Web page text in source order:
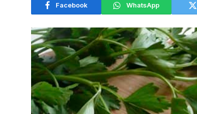
Facebook WhatsApp